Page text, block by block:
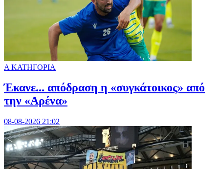
Α ΚΑΤΗΓΟΡΙΑ
Έκανε... απόδραση η «συγκάτοικος» από
την «Αρένα»
08-08-2026 21:02